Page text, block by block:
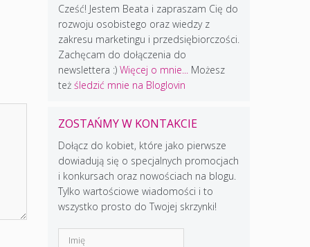
Cześć! Jestem Beata i zapraszam Cię do
rozwoju osobistego oraz wiedzy z
zakresu marketingu i przedsiębiorczości.
Zachęcam do dołączenia do
newslettera :) Więcej o mnie...
Możesz
też śledzić mnie na Bloglovin
ZOSTAŃMY W KONTAKCIE
Dołącz do kobiet, które jako pierwsze
dowiadują się o specjalnych promocjach
i konkursach oraz nowościach na blogu.
Tylko wartościowe wiadomości i to
wszystko prosto do Twojej skrzynki!